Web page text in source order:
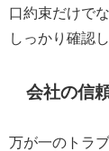
口約束だけで
しっかり確認
会社の信
万が一のトラ